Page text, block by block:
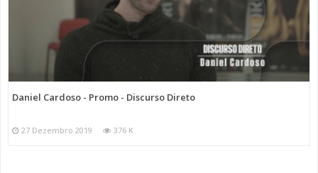
Daniel Cardoso - Promo - Discurso Direto
27 Dezembro 2019 376 K